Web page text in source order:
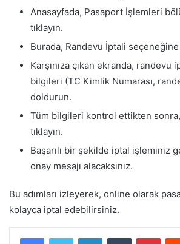
Anasayfada, Pasaport İşlemleri
tıklayın.
Burada, Randevu İptali seçeneğine
Karşınıza çıkan ekranda, randevu
bilgileri (TC Kimlik Numarası,
doldurun.
Tüm bilgileri kontrol ettikten
tıklayın.
Başarılı bir şekilde iptal işleminiz
onay mesajı alacaksınız.
Bu adımları izleyerek, online olarak
kolayca iptal edebilirsiniz.
LinkedInTumblr